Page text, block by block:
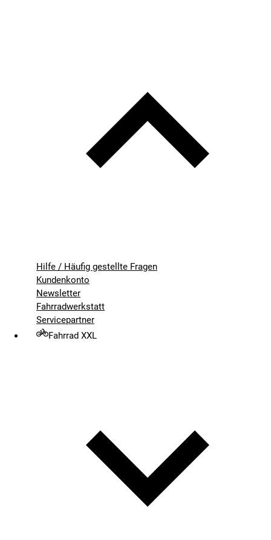
Hilfe / Häufig gestellte Fragen
Kundenkonto
Newsletter
Fahrradwerkstatt
Servicepartner
Fahrrad XXL